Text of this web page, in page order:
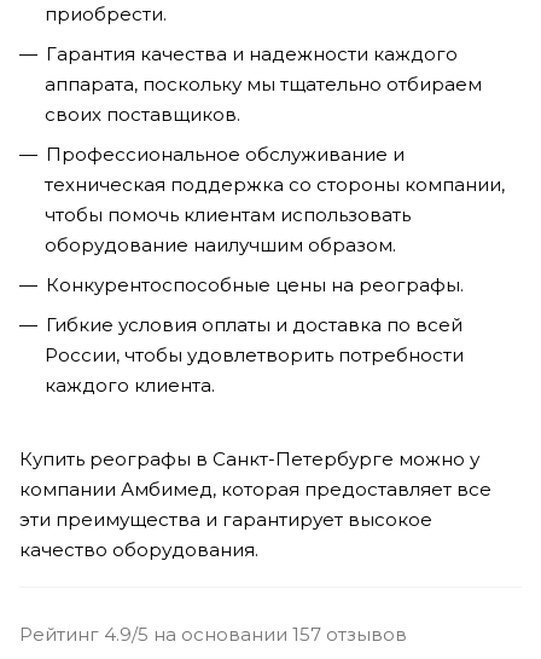
приобрести.
Гарантия качества и надежности каждого
аппарата, поскольку мы тщательно отбираем
своих поставщиков.
Профессиональное обслуживание и
техническая поддержка со стороны компании,
чтобы помочь клиентам использовать
оборудование наилучшим образом.
Конкурентоспособные цены на реографы.
Гибкие условия оплаты и доставка по всей
России, чтобы удовлетворить потребности
каждого клиента.
Купить реографы в Санкт-Петербурге можно у
компании Амбимед, которая предоставляет все
эти преимущества и гарантирует высокое
качество оборудования.
Рейтинг 4.9/5 на основании 157 отзывов